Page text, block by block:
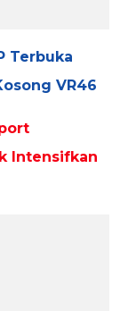
Terbuka
VR46
Intensifkan